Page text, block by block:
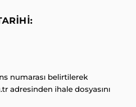
numarası belirtilerek
adresinden ihale dosyasını